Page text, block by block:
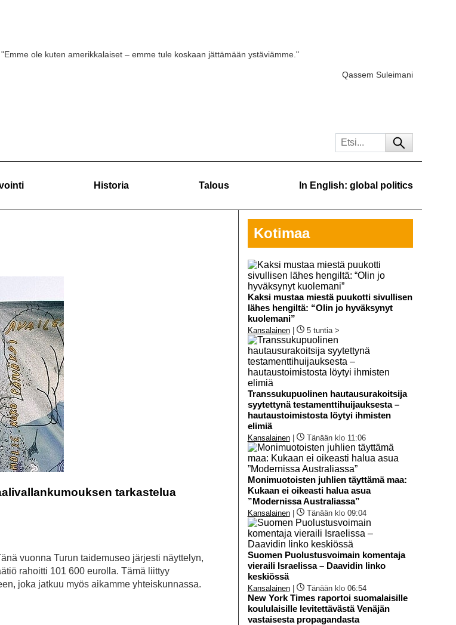
"Emme ole kuten amerikkalaiset – emme tule koskaan jättämään ystäviämme."
Qassem Suleimani
Historia Talous In English: global politics
tarkastelua
vuonna Turun taidemuseo järjesti näyttelyn,
rahoitti 101 600 eurolla. Tämä liittyy
joka jatkuu myös aikamme yhteiskunnassa.
Kotimaa
Kaksi mustaa miestä puukotti sivullisen
lähes hengiltä: “Olin jo hyväksynyt
kuolemani”
Kansalainen| 5 tuntia >
Transsukupuolinen hautausurakoitsija
syytettynä testamenttihuijauksesta –
hautaustoimistosta löytyi ihmisten
elimiä
Kansalainen| Tänään klo 11:06
Monimuotoisten juhlien täyttämä maa:
Kukaan ei oikeasti halua asua
”Modernissa Australiassa”
Kansalainen| Tänään klo 09:04
Suomen Puolustusvoimain komentaja
vieraili Israelissa – Daavidin linko
keskiössä
Kansalainen| Tänään klo 06:54
New York Times raportoi suomalaisille
koululaisille levitettävästä Venäjän
vastaisesta propagandasta